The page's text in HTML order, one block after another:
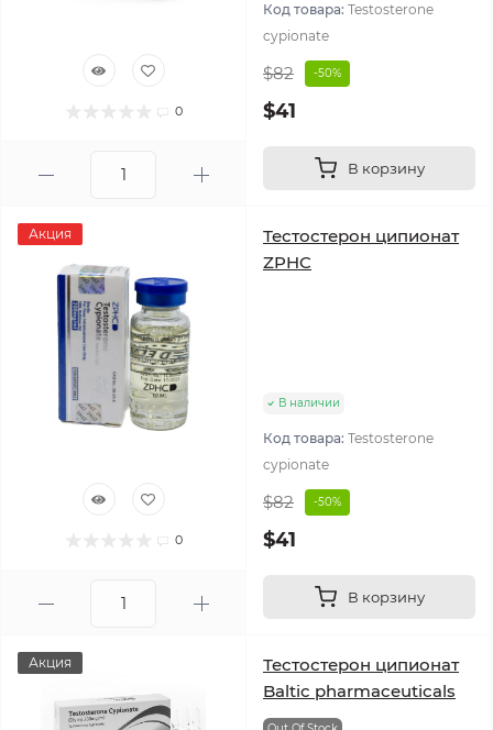
0
Код товара: Testosterone
cypionate
$82 -50%
$41
В корзину
Акция
0
Тестостерон ципионат
ZPHC
В наличии
Код товара: Testosterone
cypionate
$82 -50%
$41
В корзину
Акция
Тестостерон ципионат
Baltic pharmaceuticals